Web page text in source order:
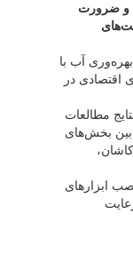
و ضرورت
آب با
اقتصادی در
مطالعات
بین بخش‌های
ابزارهای